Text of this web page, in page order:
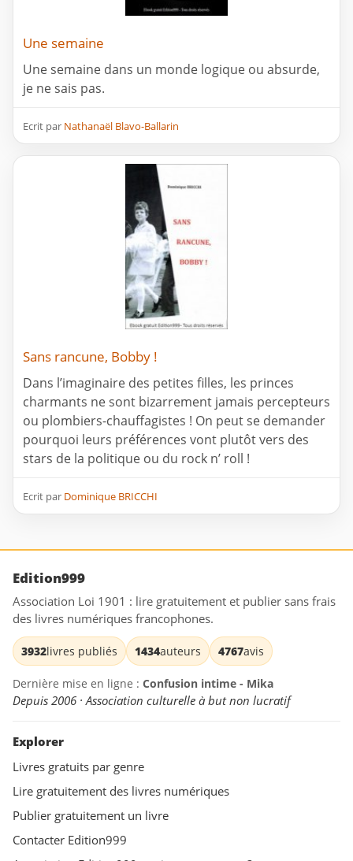
Une semaine
Une semaine dans un monde logique ou absurde,
je ne sais pas.
Ecrit par Nathanaël Blavo-Ballarin
Sans rancune, Bobby !
Dans l’imaginaire des petites filles, les princes
charmants ne sont bizarrement jamais percepteurs
ou plombiers-chauffagistes ! On peut se demander
pourquoi leurs préférences vont plutôt vers des
stars de la politique ou du rock n’ roll !
Ecrit par Dominique BRICCHI
Edition999
Association Loi 1901 : lire gratuitement et publier sans frais
des livres numériques francophones.
3932livres publiés 1434auteurs 4767avis
Dernière mise en ligne : Confusion intime - Mika
Depuis 2006 · Association culturelle à but non lucratif
Explorer
Livres gratuits par genre
Lire gratuitement des livres numériques
Publier gratuitement un livre
Contacter Edition999